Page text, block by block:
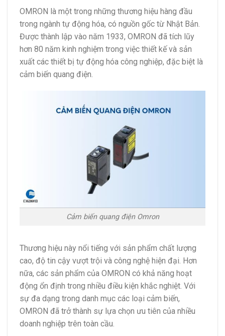
OMRON là một trong những thương hiệu hàng đầu
trong ngành tự động hóa, có nguồn gốc từ Nhật Bản.
Được thành lập vào năm 1933, OMRON đã tích lũy
hơn 80 năm kinh nghiệm trong việc thiết kế và sản
xuất các thiết bị tự động hóa công nghiệp, đặc biệt là
cảm biến quang điện.
Cảm biến quang điện Omron
Thương hiệu này nổi tiếng với sản phẩm chất lượng
cao, độ tin cậy vượt trội và công nghệ hiện đại. Hơn
nữa, các sản phẩm của OMRON có khả năng hoạt
động ổn định trong nhiều điều kiện khắc nghiệt. Với
sự đa dạng trong danh mục các loại cảm biến,
OMRON đã trở thành sự lựa chọn ưu tiên của nhiều
doanh nghiệp trên toàn cầu.